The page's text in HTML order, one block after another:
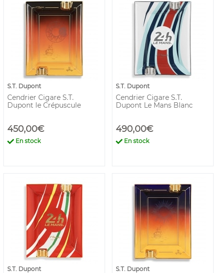
S.T. Dupont
Cendrier Cigare S.T.
Dupont le Crépuscule
450,00€
En stock
S.T. Dupont
Cendrier Cigare S.T.
Dupont Le Mans Blanc
490,00€
En stock
S.T. Dupont S.T. Dupont